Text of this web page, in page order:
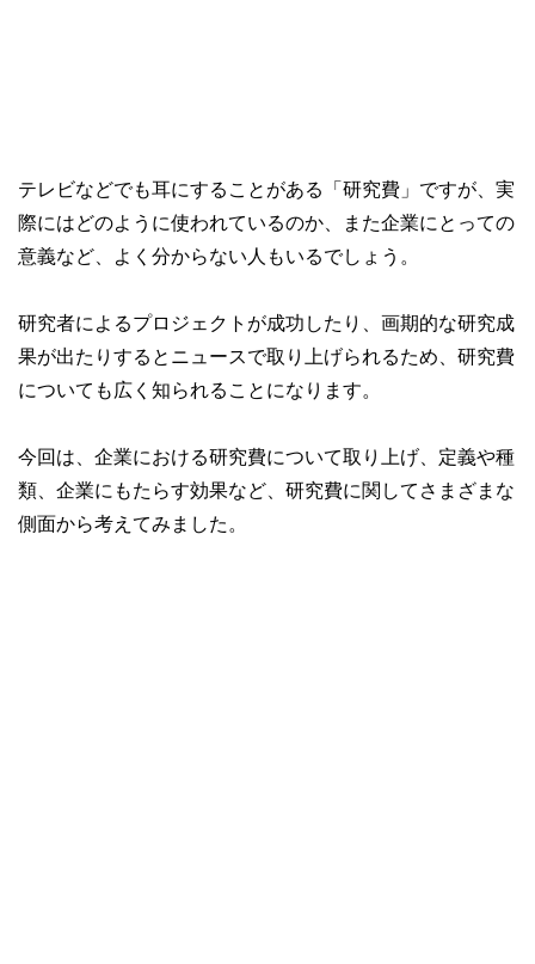
テレビなどでも耳にすることがある「研究費」ですが、実
際にはどのように使われているのか、また企業にとっての
意義など、よく分からない人もいるでしょう。
研究者によるプロジェクトが成功したり、画期的な研究成
果が出たりするとニュースで取り上げられるため、研究費
についても広く知られることになります。
今回は、企業における研究費について取り上げ、定義や種
類、企業にもたらす効果など、研究費に関してさまざまな
側面から考えてみました。